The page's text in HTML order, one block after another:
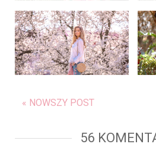
« NOWSZY POST
56